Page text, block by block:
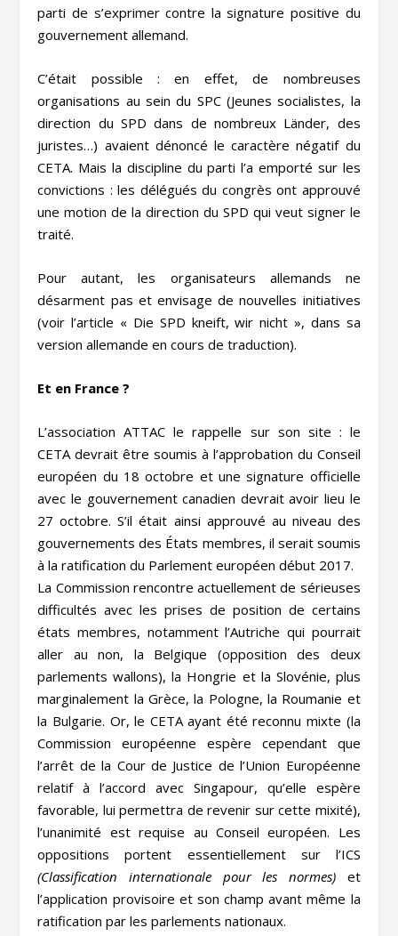
parti de s’exprimer contre la signature positive du
gouvernement allemand.
C’était possible : en effet, de nombreuses
organisations au sein du SPC (Jeunes socialistes, la
direction du SPD dans de nombreux Länder, des
juristes…) avaient dénoncé le caractère négatif du
CETA. Mais la discipline du parti l’a emporté sur les
convictions : les délégués du congrès ont approuvé
une motion de la direction du SPD qui veut signer le
traité.
Pour autant, les organisateurs allemands ne
désarment pas et envisage de nouvelles initiatives
(voir l’article « Die SPD kneift, wir nicht », dans sa
version allemande en cours de traduction).
Et en France ?
L’association ATTAC le rappelle sur son site : le
CETA devrait être soumis à l’approbation du Conseil
européen du 18 octobre et une signature officielle
avec le gouvernement canadien devrait avoir lieu le
27 octobre. S’il était ainsi approuvé au niveau des
gouvernements des États membres, il serait soumis
à la ratification du Parlement européen début 2017.
La Commission rencontre actuellement de sérieuses
difficultés avec les prises de position de certains
états membres, notamment l’Autriche qui pourrait
aller au non, la Belgique (opposition des deux
parlements wallons), la Hongrie et la Slovénie, plus
marginalement la Grèce, la Pologne, la Roumanie et
la Bulgarie. Or, le CETA ayant été reconnu mixte (la
Commission européenne espère cependant que
l’arrêt de la Cour de Justice de l’Union Européenne
relatif à l’accord avec Singapour, qu’elle espère
favorable, lui permettra de revenir sur cette mixité),
l’unanimité est requise au Conseil européen. Les
oppositions portent essentiellement sur l’ICS
(Classification internationale pour les normes)et
l’application provisoire et son champ avant même la
ratification par les parlements nationaux.